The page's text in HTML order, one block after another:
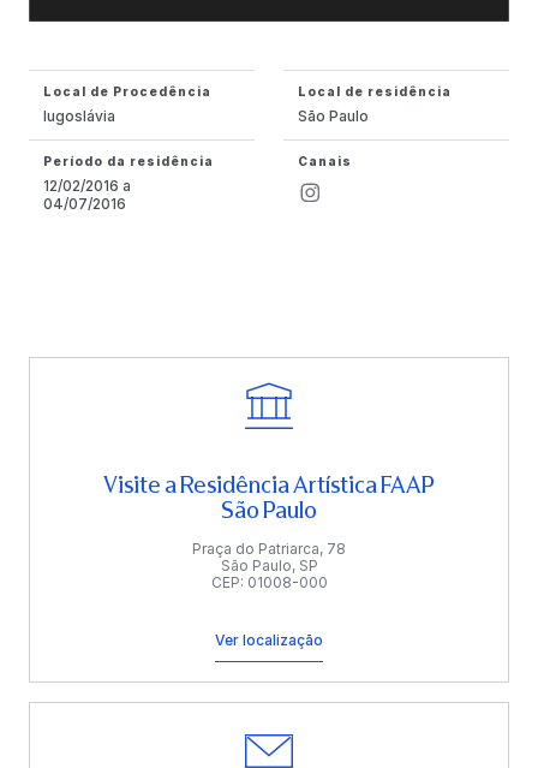
Local de Procedência
Iugoslávia
Local de residência
São Paulo
Período da residência
12/02/2016 a
04/07/2016
Canais
Visite a Residência Artística FAAP
São Paulo
Praça do Patriarca, 78
São Paulo, SP
CEP: 01008-000
Ver localização